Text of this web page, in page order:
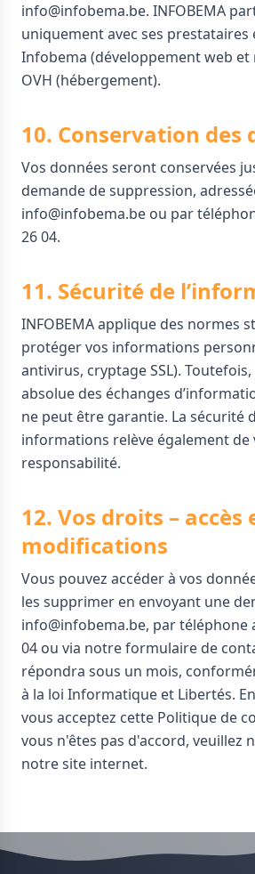
info@infobema.be. INFOBEMA
uniquement avec ses prestataires
Infobema (développement web et
OVH (hébergement).
10. Conservation des
Vos données seront conservées
demande de suppression,
info@infobema.be ou par
26 04.
11. Sécurité de
INFOBEMA applique des normes
protéger vos informations
antivirus, cryptage SSL).
absolue des échanges
ne peut être garantie. La sécurité
informations relève également de
responsabilité.
12. Vos droits – accès
modifications
Vous pouvez accéder à vos
les supprimer en envoyant une
info@infobema.be, par téléphone
04 ou via notre formulaire de
répondra sous un mois,
à la loi Informatique et Libertés.
vous acceptez cette Politique de
vous n'êtes pas d'accord, veuillez
notre site internet.